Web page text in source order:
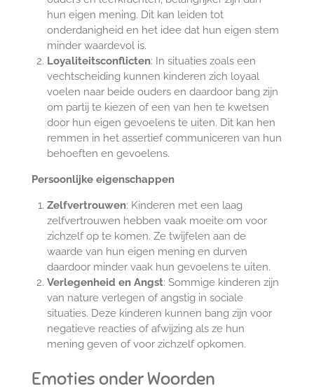
hun eigen mening. Dit kan leiden tot
onderdanigheid en het idee dat hun eigen stem
minder waardevol is.
Loyaliteitsconflicten: In situaties zoals een
vechtscheiding kunnen kinderen zich loyaal
voelen naar beide ouders en daardoor bang zijn
om partij te kiezen of een van hen te kwetsen
door hun eigen gevoelens te uiten. Dit kan hen
remmen in het assertief communiceren van hun
behoeften en gevoelens.
Persoonlijke eigenschappen
Zelfvertrouwen: Kinderen met een laag
zelfvertrouwen hebben vaak moeite om voor
zichzelf op te komen. Ze twijfelen aan de
waarde van hun eigen mening en durven
daardoor minder vaak hun gevoelens te uiten.
Verlegenheid en Angst: Sommige kinderen zijn
van nature verlegen of angstig in sociale
situaties. Deze kinderen kunnen bang zijn voor
negatieve reacties of afwijzing als ze hun
mening geven of voor zichzelf opkomen.
Emoties onder Woorden